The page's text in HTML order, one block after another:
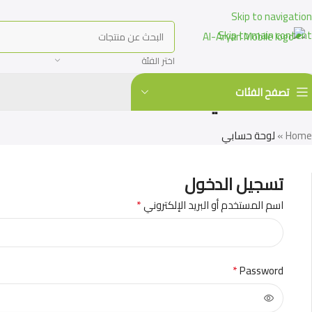
Skip to navigation
Skip to main content
اختر الفئة
تصفح الفئات
لوحة حسابي
Home
»لوحة حسابي
تسجيل الدخول
اسم المستخدم أو البريد الإلكتروني*
Password
*